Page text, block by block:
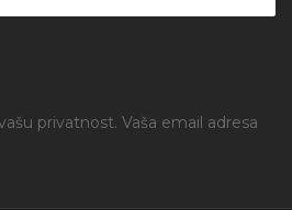
privatnost. Vaša email adresa